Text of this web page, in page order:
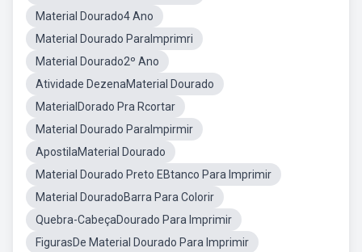
Material Dourado4 Ano
Material Dourado ParaImprimri
Material Dourado2º Ano
Atividade DezenaMaterial Dourado
MaterialDorado Pra Rcortar
Material Dourado ParaImpirmir
ApostilaMaterial Dourado
Material Dourado Preto EBtanco Para Imprimir
Material DouradoBarra Para Colorir
Quebra-CabeçaDourado Para Imprimir
FigurasDe Material Dourado Para Imprimir